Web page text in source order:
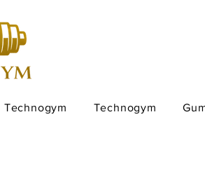
Technogym Technogym